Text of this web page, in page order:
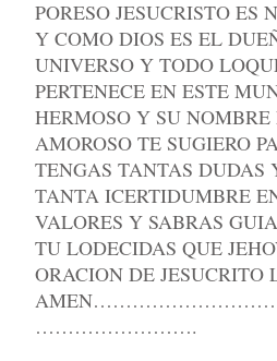
PORESO JESUCRISTO ES
Y COMO DIOS ES EL
UNIVERSO Y TODO
PERTENECE EN ESTE
HERMOSO Y SU NOMBRE
AMOROSO TE SUGIERO
TENGAS TANTAS DUDAS
TANTA ICERTIDUMBRE
VALORES Y SABRAS
TU LODECIDAS QUE
ORACION DE JESUCRITO
…………………….